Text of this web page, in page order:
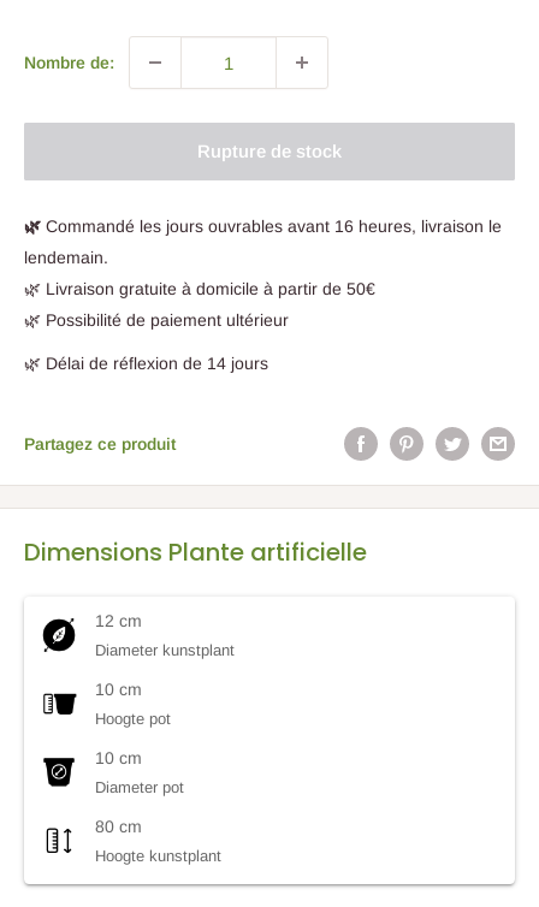
de
vente
Nombre de:
Rupture de stock
🌿 Commandé les jours ouvrables avant 16 heures, livraison le
lendemain.
🌿 Livraison gratuite à domicile à partir de 50€
🌿 Possibilité de paiement ultérieur
🌿 Délai de réflexion de 14 jours
Partagez ce produit
Dimensions Plante artificielle
12 cm
Diameter kunstplant
10 cm
Hoogte pot
10 cm
Diameter pot
80 cm
Hoogte kunstplant